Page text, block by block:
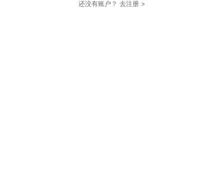
还没有账户？ 去注册 >